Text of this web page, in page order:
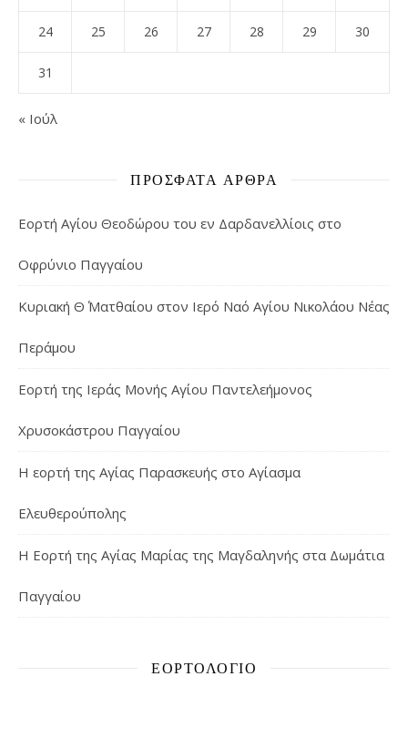
24 25 26 27 28 29 30
31
« Ιούλ
ΠΡΌΣΦΑΤΑ ΆΡΘΡΑ
Εορτή Αγίου Θεοδώρου του εν Δαρδανελλίοις στο
Οφρύνιο Παγγαίου
Κυριακή Θ΄ Ματθαίου στον Ιερό Ναό Αγίου Νικολάου Νέας
Περάμου
Εορτή της Ιεράς Μονής Αγίου Παντελεήμονος
Χρυσοκάστρου Παγγαίου
Η εορτή της Αγίας Παρασκευής στο Αγίασμα
Ελευθερούπολης
H Εορτή της Αγίας Μαρίας της Μαγδαληνής στα Δωμάτια
Παγγαίου
ΕΟΡΤΟΛΌΓΙΟ